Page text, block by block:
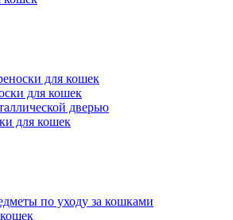
для кошек
для кошек
дверью
для кошек
по уходу за кошками